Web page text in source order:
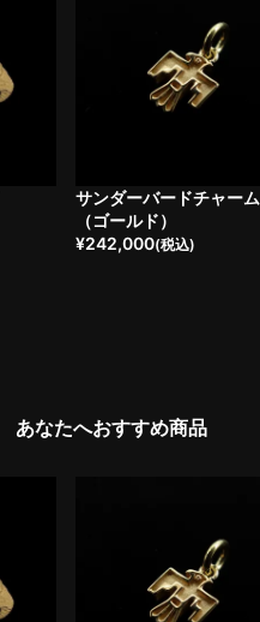
サンダーバードチャーム
（ゴールド）
¥242,000(税込)
あなたへおすすめ商品